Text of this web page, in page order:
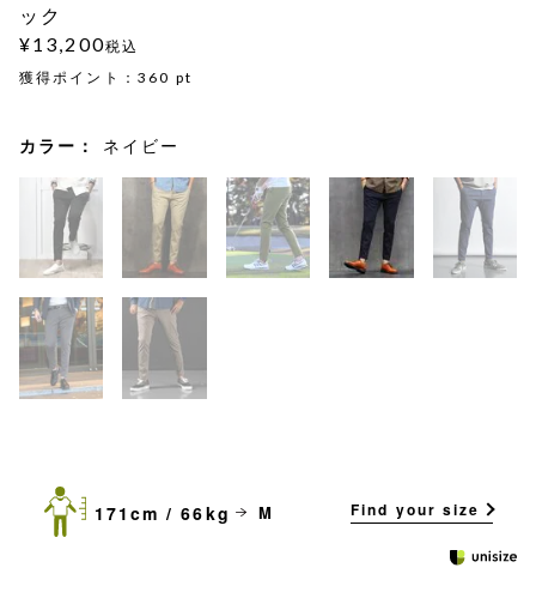
ック
¥13,200税込
獲得ポイント： 360 pt
カラー： ネイビー
171cm / 66kg M Find your size